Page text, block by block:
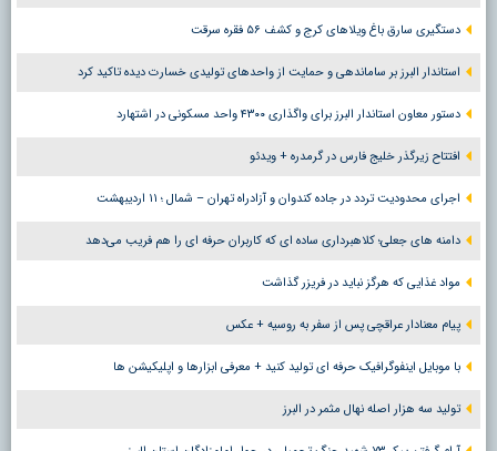
دستگیری سارق باغ ویلاهای کرج و کشف ۵۶ فقره سرقت
استاندار البرز بر ساماندهی و حمایت از واحدهای تولیدی خسارت دیده تاکید کرد
دستور معاون استاندار البرز برای واگذاری ۴۳۰۰ واحد مسکونی در اشتهارد
افتتاح زیرگذر خلیج فارس در گرمدره + ویدئو
اجرای محدودیت تردد در جاده کندوان و آزادراه تهران – شمال ؛ ١١ اردیبهشت
دامنه های جعلی؛ کلاهبرداری ساده ای که کاربران حرفه ای را هم فریب می‌دهد
مواد غذایی که هرگز نباید در فریزر گذاشت
پیام معنادار عراقچی پس از سفر به روسیه + عکس
با موبایل اینفوگرافیک حرفه ای تولید کنید + معرفی ابزارها و اپلیکیشن ها
تولید سه هزار اصله نهال مثمر در البرز